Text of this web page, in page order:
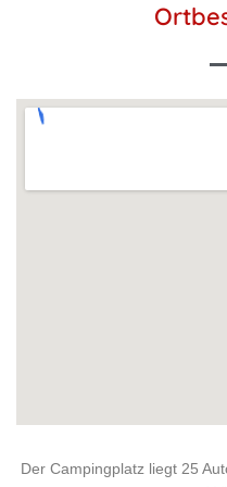
Der Campingplatz liegt 25